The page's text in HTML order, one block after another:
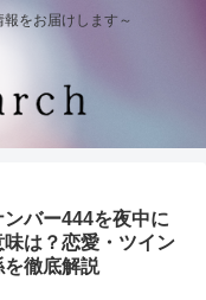
をお届けします～
バー444を夜中に
味は？恋愛・ツイン
を徹底解説